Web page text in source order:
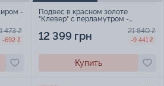
-
473 ₴
-692 ₴
Подвес в красном золоте
"Клевер" с перламутром -
12 399 грн 21 840 ₴
-9 441 ₴
Купить